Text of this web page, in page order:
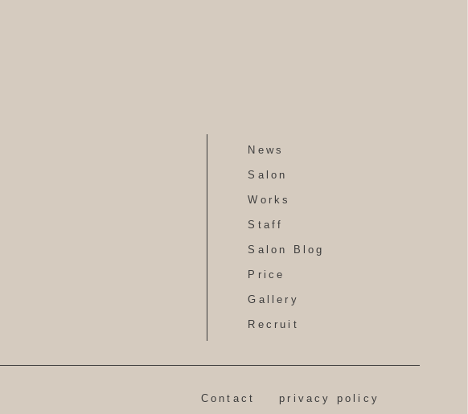
News
Salon
Works
Staff
Salon Blog
Price
Gallery
Recruit
Contact privacy policy